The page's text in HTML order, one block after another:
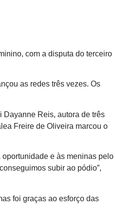
com a disputa do terceiro
as redes três vezes. Os
Dayanne Reis, autora de três
Freire de Oliveira marcou o
e às meninas pelo
subir ao pódio”,
foi graças ao esforço das